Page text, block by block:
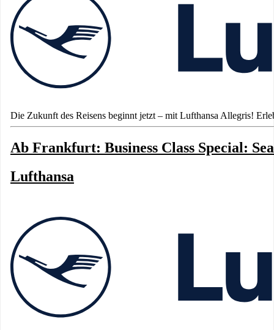
Die Zukunft des Reisens beginnt jetzt – mit Lufthansa Allegris!
Ab Frankfurt: Business Class Special:
Lufthansa